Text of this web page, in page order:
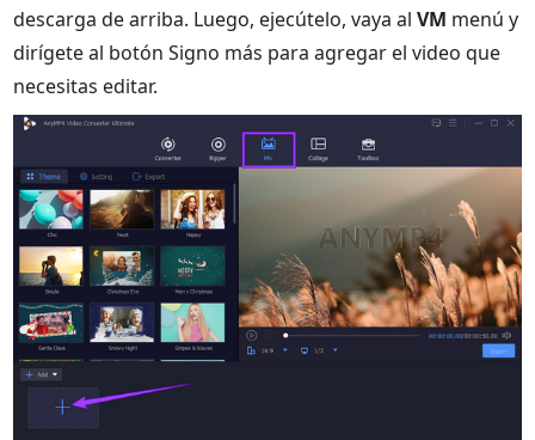
descarga de arriba. Luego, ejecútelo, vaya alVM menú y
dirígete al botón Signo más para agregar el video que
necesitas editar.